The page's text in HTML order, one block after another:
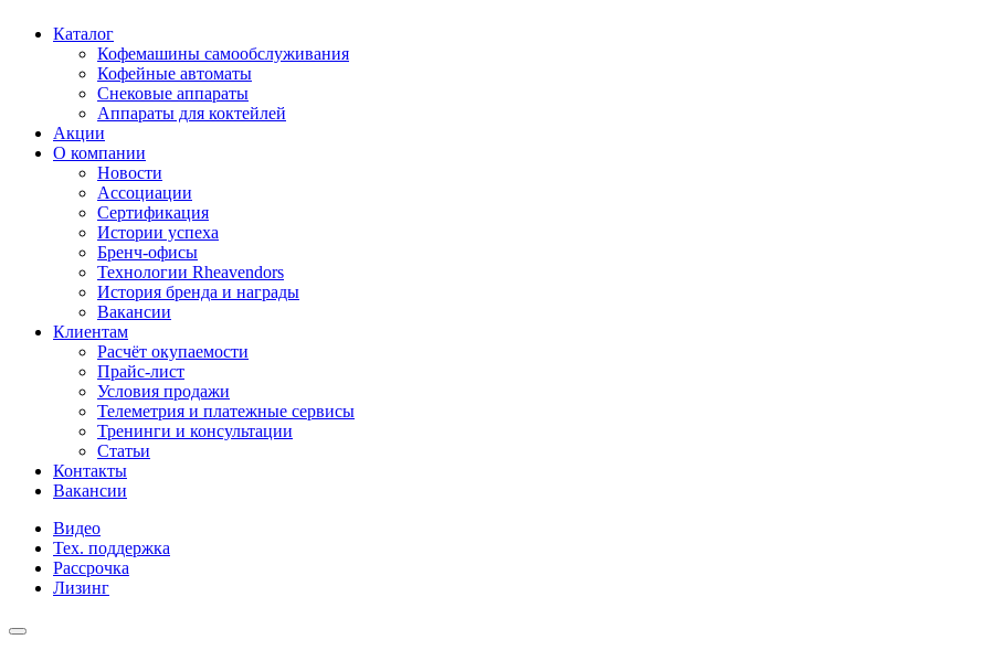
Каталог
Кофемашины самообслуживания
Кофейные автоматы
Снековые аппараты
Аппараты для коктейлей
Акции
О компании
Новости
Ассоциации
Сертификация
Истории успеха
Бренч-офисы
Технологии Rheavendors
История бренда и награды
Вакансии
Клиентам
Расчёт окупаемости
Прайс-лист
Условия продажи
Телеметрия и платежные сервисы
Тренинги и консультации
Статьи
Контакты
Вакансии
Видео
Тех. поддержка
Рассрочка
Лизинг